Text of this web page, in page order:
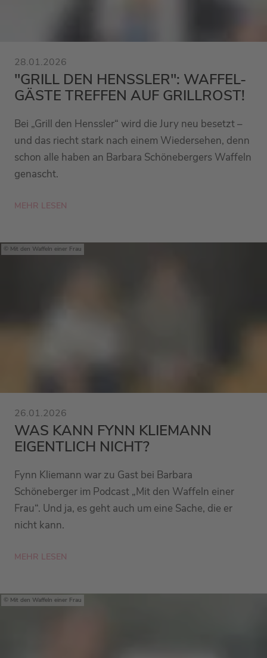
28.01.2026
"GRILL DEN HENSSLER": WAFFEL-
GÄSTE TREFFEN AUF GRILLROST!
Bei „Grill den Henssler“ wird die Jury neu besetzt –
und das riecht stark nach einem Wiedersehen, denn
schon alle haben an Barbara Schönebergers Waffeln
genascht.
MEHR LESEN
Mit den Waffeln einer Frau
26.01.2026
WAS KANN FYNN KLIEMANN
EIGENTLICH NICHT?
Fynn Kliemann war zu Gast bei Barbara
Schöneberger im Podcast „Mit den Waffeln einer
Frau“. Und ja, es geht auch um eine Sache, die er
nicht kann.
MEHR LESEN
Mit den Waffeln einer Frau